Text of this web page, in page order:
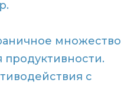
множество
с